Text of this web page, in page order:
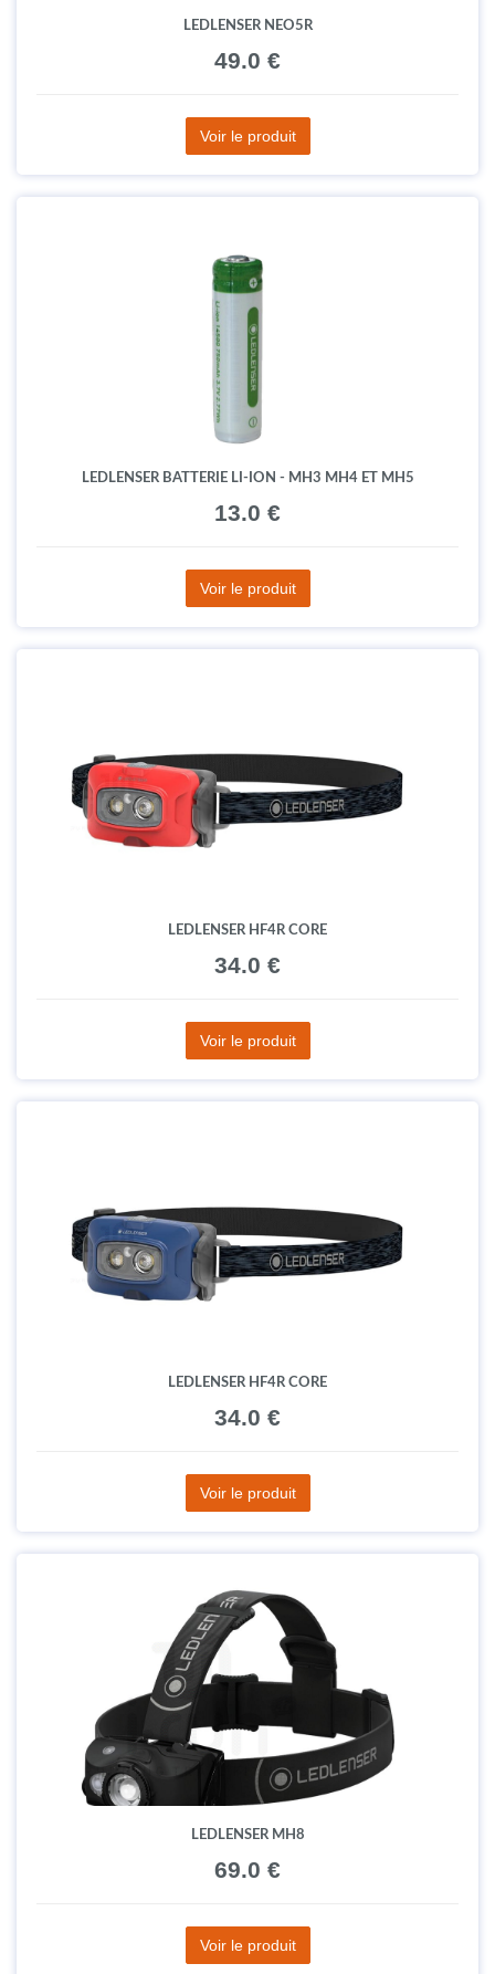
LEDLENSER NEO5R
49.0 €
Voir le produit
LEDLENSER BATTERIE LI-ION - MH3 MH4 ET MH5
13.0 €
Voir le produit
LEDLENSER HF4R CORE
34.0 €
Voir le produit
LEDLENSER HF4R CORE
34.0 €
Voir le produit
LEDLENSER MH8
69.0 €
Voir le produit